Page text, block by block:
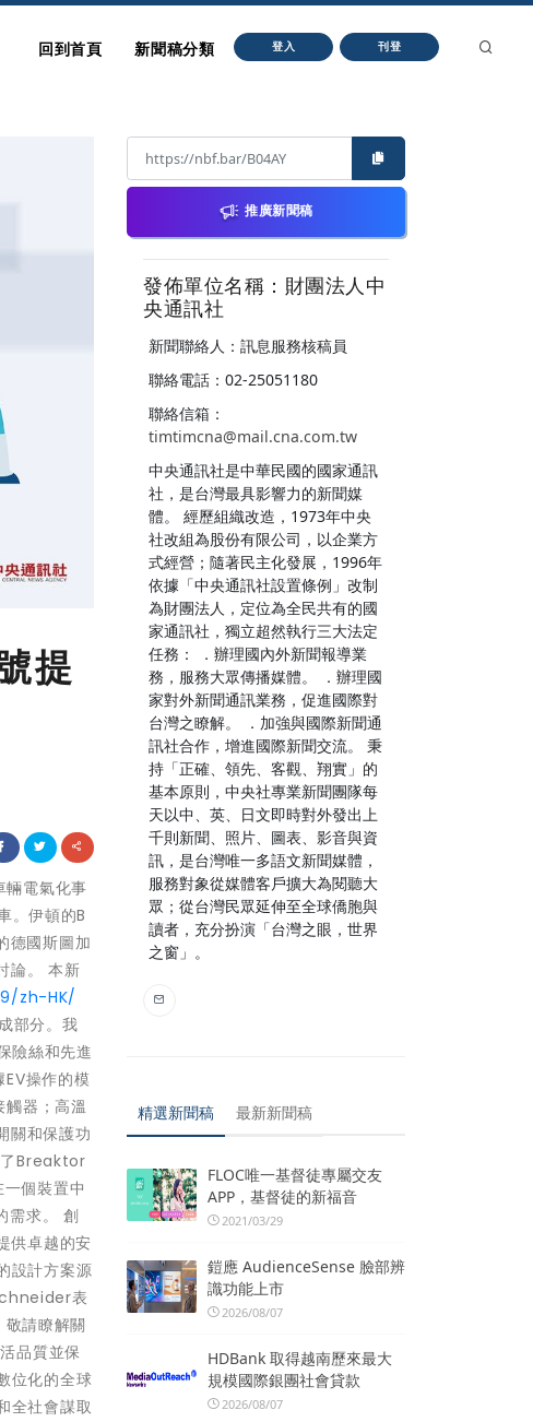
回到首頁 新聞稿分類 登入 刊登
提
電氣化事
。伊頓的B
德國斯圖加
論。 本新
zh-HK/
部分。我
險絲和先進
操作的模
觸器；高溫
關和保護功
了Breaktor
個裝置中
需求。 創
供卓越的安
設計方案源
表
請瞭解關
品質並保
位化的全球
全社會謀取
推廣新聞稿
發佈單位名稱：財團法人中
央通訊社
新聞聯絡人：訊息服務核稿員
聯絡電話：02-25051180
聯絡信箱：
timtimcna@mail.cna.com.tw
中央通訊社是中華民國的國家通訊
社，是台灣最具影響力的新聞媒
體。 經歷組織改造，1973年中央
社改組為股份有限公司，以企業方
式經營；隨著民主化發展，1996年
依據「中央通訊社設置條例」改制
為財團法人，定位為全民共有的國
家通訊社，獨立超然執行三大法定
任務： ．辦理國內外新聞報導業
務，服務大眾傳播媒體。 ．辦理國
家對外新聞通訊業務，促進國際對
台灣之瞭解。 ．加強與國際新聞通
訊社合作，增進國際新聞交流。 秉
持「正確、領先、客觀、翔實」的
基本原則，中央社專業新聞團隊每
天以中、英、日文即時對外發出上
千則新聞、照片、圖表、影音與資
訊，是台灣唯一多語文新聞媒體，
服務對象從媒體客戶擴大為閱聽大
眾；從台灣民眾延伸至全球僑胞與
讀者，充分扮演「台灣之眼，世界
之窗」。
精選新聞稿 最新新聞稿
FLOC唯一基督徒專屬交友
APP，基督徒的新福音
2021/03/29
鎧應 AudienceSense 臉部辨
識功能上市
2026/08/07
HDBank 取得越南歷來最大
規模國際銀團社會貸款
2026/08/07